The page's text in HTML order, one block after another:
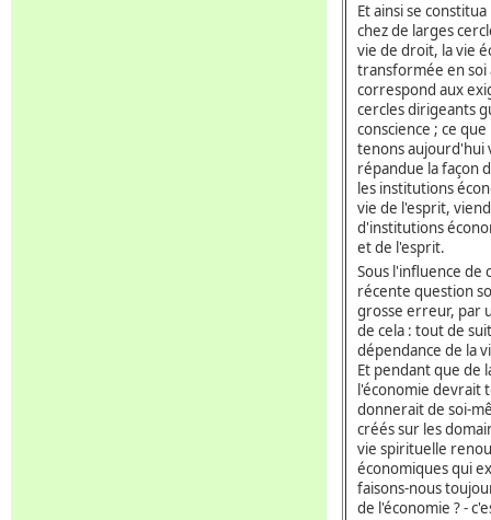
Et ainsi se
chez de larges
vie de droit, la vie
transformée en soi
correspond aux
cercles dirigeants
conscience ; ce
tenons aujourd'hui
répandue la façon
les institutions
vie de l'esprit,
d'institutions
et de l'esprit.
Sous l'influence de
récente question
grosse erreur, par
de cela : tout de
dépendance de la
Et pendant que de
l'économie
donnerait de soi-
créés sur les
vie spirituelle
économiques qui
faisons-nous
de l'économie ? -